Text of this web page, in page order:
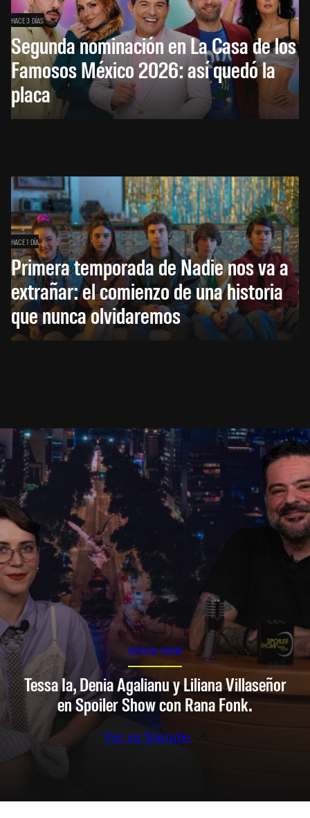
HACE 3 DÍAS
Segunda nominación en La Casa de los
Famosos México 2026: así quedó la
placa
HACE 1 DÍA
Primera temporada de Nadie nos va a
extrañar: el comienzo de una historia
que nunca olvidaremos
SPOILER SHOW
Tessa Ia, Denia Agalianu y Liliana Villaseñor
en Spoiler Show con Rana Fonk.
Ver en Youtube